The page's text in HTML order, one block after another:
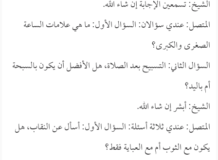
الشيخ: تسمعين الإجابة إن شاء الله.
المتصل: عندي سؤالان: السؤال الأول: ما هي علامات الساعة
الصغرى والكبرى؟
السؤال الثاني: التسبيح بعد الصلاة، هل الأفضل أن يكون بالسبحة
أم باليد؟
الشيخ: أبشر إن شاء الله.
المتصل: عندي ثلاثة أسئلة: السؤال الأول: أسأل عن النقاب، هل
يكون مع الثوب أم مع العباية فقط؟